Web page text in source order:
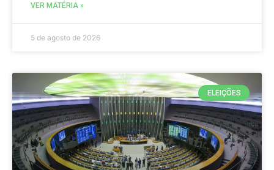
VER MATÉRIA »
5 de agosto de 2026
ELEIÇÕES